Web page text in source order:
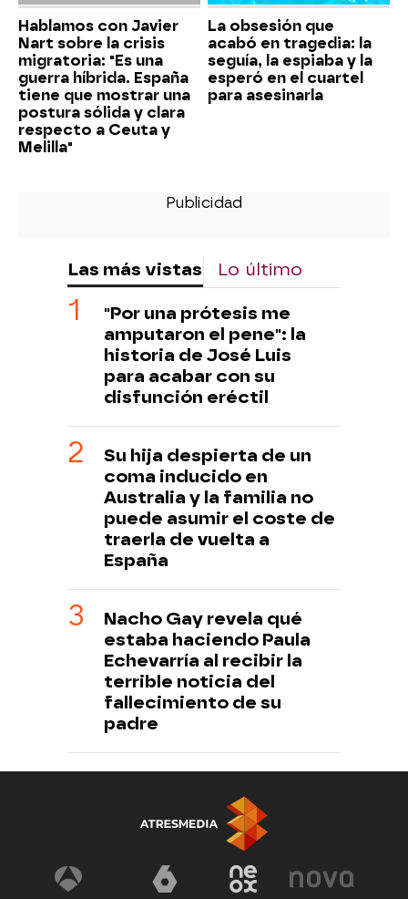
Hablamos con Javier
Nart sobre la crisis
migratoria: "Es una
guerra híbrida. España
tiene que mostrar una
postura sólida y clara
respecto a Ceuta y
Melilla"
La obsesión que
acabó en tragedia: la
seguía, la espiaba y la
esperó en el cuartel
para asesinarla
Las más vistas Lo último
"Por una prótesis me
amputaron el pene": la
historia de José Luis
para acabar con su
disfunción eréctil
Su hija despierta de un
coma inducido en
Australia y la familia no
puede asumir el coste de
traerla de vuelta a
España
Nacho Gay revela qué
estaba haciendo Paula
Echevarría al recibir la
terrible noticia del
fallecimiento de su
padre